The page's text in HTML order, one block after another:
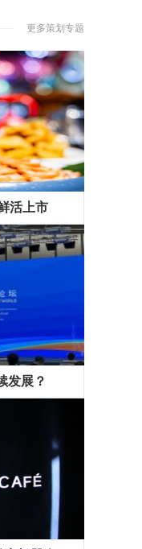
更多策划专题
活上市
发展？